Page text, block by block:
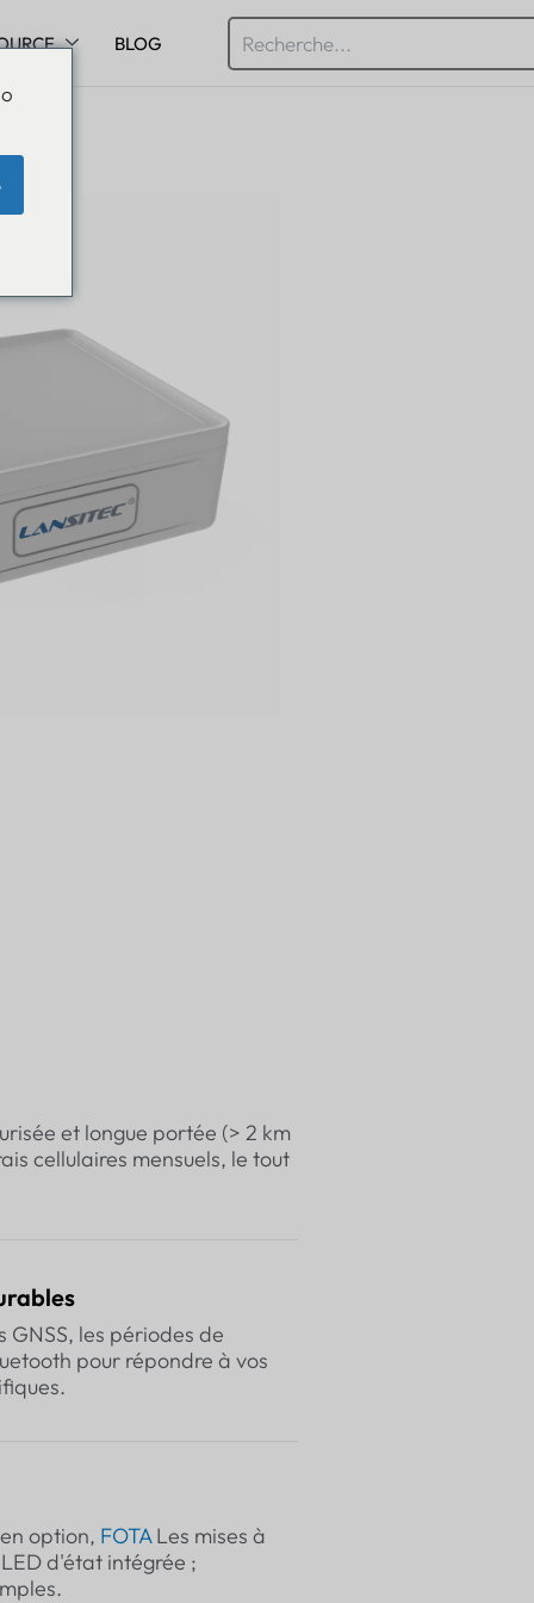
BLOG
et longue portée (> 2 km
cellulaires mensuels, le tout
les périodes de
pour répondre à vos
option, FOTALes mises à
d'état intégrée ;